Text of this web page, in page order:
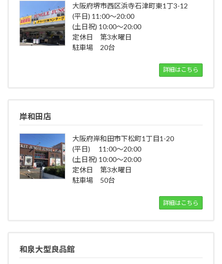
大阪府堺市西区浜寺石津町東1丁3-12
(平日) 11:00～20:00
(土日祝) 10:00～20:00
定休日 第3水曜日
駐車場 20台
詳細はこちら
岸和田店
大阪府岸和田市下松町1丁目1-20
(平日) 11:00～20:00
(土日祝) 10:00～20:00
定休日 第3水曜日
駐車場 50台
詳細はこちら
和泉大型良品館